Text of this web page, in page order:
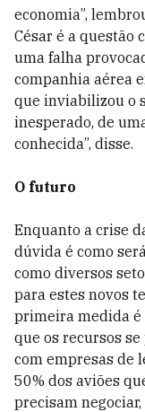
economia”,
César é a questão
uma falha
companhia aérea
que inviabilizou o
inesperado, de
conhecida”, disse.
O futuro
Enquanto a crise
dúvida é como
como diversos
para estes novos
primeira medida é
que os recursos
com empresas de
50% dos aviões
precisam